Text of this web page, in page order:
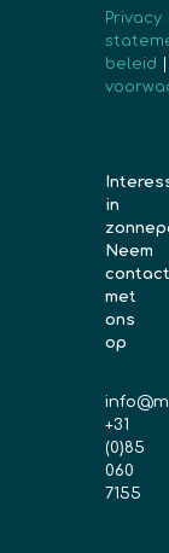
Privacy
beleid
in
Neem
contact
met
ons
op
+31
(0)85
060
7155